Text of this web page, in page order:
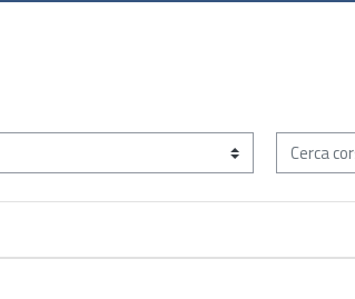
Cerca corsi